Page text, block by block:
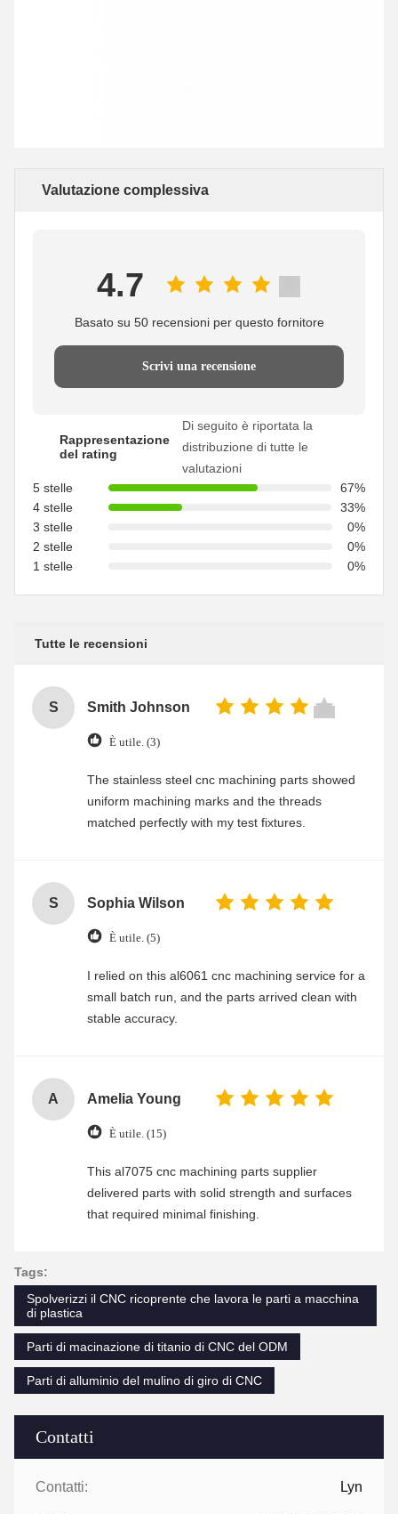
Contatti
Contatti: Lyn
Valutazione complessiva
4.7
Basato su 50 recensioni per questo fornitore
Scrivi una recensione
Rappresentazione
del rating
Di seguito è riportata la
distribuzione di tutte le
valutazioni
5 stelle
67%
4 stelle
33%
3 stelle
0%
2 stelle
0%
1 stelle
0%
Tutte le recensioni
S Smith Johnson
È utile. (3)
The stainless steel cnc machining parts showed
uniform machining marks and the threads
matched perfectly with my test fixtures.
S Sophia Wilson
È utile. (5)
I relied on this al6061 cnc machining service for a
small batch run, and the parts arrived clean with
stable accuracy.
A Amelia Young
È utile. (15)
This al7075 cnc machining parts supplier
delivered parts with solid strength and surfaces
that required minimal finishing.
Tags:
Spolverizzi il CNC ricoprente che lavora le parti a macchina
di plastica
Parti di macinazione di titanio di CNC del ODM
Parti di alluminio del mulino di giro di CNC